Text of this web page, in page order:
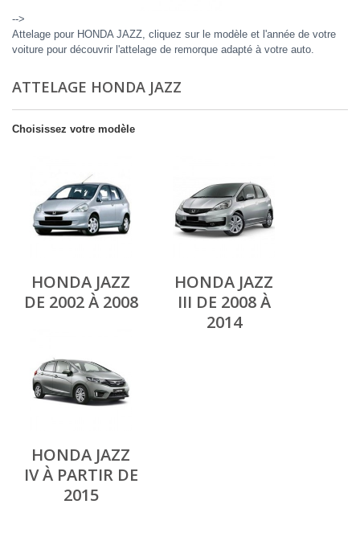
-->
Attelage pour HONDA JAZZ, cliquez sur le modèle et l'année de votre
voiture pour découvrir l'attelage de remorque adapté à votre auto.
ATTELAGE HONDA JAZZ
Choisissez votre modèle
HONDA JAZZ
DE 2002 À 2008
HONDA JAZZ
III DE 2008 À
2014
HONDA JAZZ
IV À PARTIR DE
2015